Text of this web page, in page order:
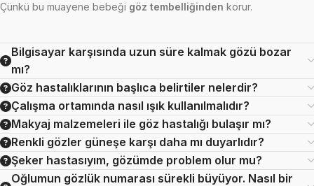
Çünkü bu muayene bebeği göz tembelliğinden korur.
Bilgisayar karşısında uzun süre kalmak gözü bozar
mı?
Göz hastalıklarının başlıca belirtiler nelerdir?
Çalışma ortamında nasıl ışık kullanılmalıdır?
Makyaj malzemeleri ile göz hastalığı bulaşır mı?
Renkli gözler güneşe karşı daha mı duyarlıdır?
Şeker hastasıyım, gözümde problem olur mu?
Oğlumun gözlük numarası sürekli büyüyor. Nasıl bir